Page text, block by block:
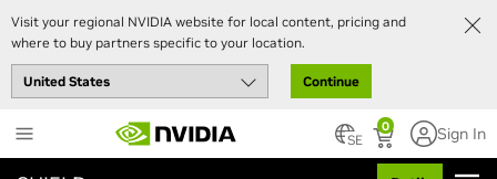
Visit your regional NVIDIA website for local content, pricing and
where to buy partners specific to your location.
Continue
to
main
0
SE Sign In